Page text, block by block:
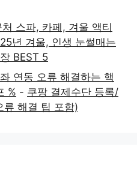
스파, 카페, 겨울 액티
년 겨울, 인생 눈썰매는
BEST 5
연동 오류 해결하는 핵
% - 쿠팡 결제수단 등록/
류 해결 팁 포함)